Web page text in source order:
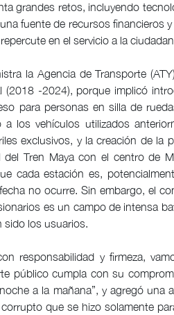
grandes retos, incluyendo
fuente de recursos financieros
en el servicio a la
la Agencia de Transporte
(2018 -2024), porque implicó
para personas en silla de
a los vehículos utilizados
exclusivos, y la creación de la
del Tren Maya con el centro de
cada estación es,
no ocurre. Sin embargo, el
es un campo de intensa
sido los usuarios.
responsabilidad y firmeza,
público cumpla con su
a la mañana”, y agregó una
que se hizo solamente